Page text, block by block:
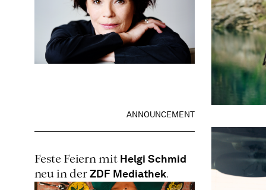
ANNOUNCEMENT
Feste Feiern mit Helgi Schmid
neu in der ZDF Mediathek.